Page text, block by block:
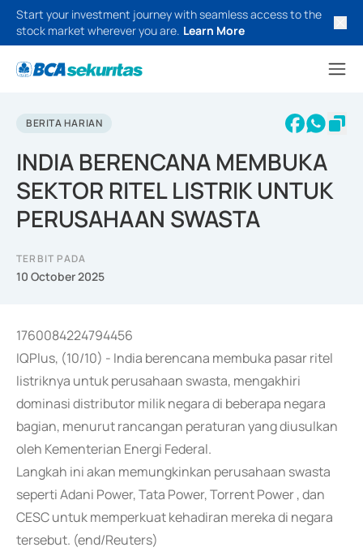
Start your investment journey with seamless access to the
stock market wherever you are. Learn More
BERITA HARIAN
INDIA BERENCANA MEMBUKA
SEKTOR RITEL LISTRIK UNTUK
PERUSAHAAN SWASTA
TERBIT PADA
10 October 2025
1760084224794456
IQPlus, (10/10) - India berencana membuka pasar ritel
listriknya untuk perusahaan swasta, mengakhiri
dominasi distributor milik negara di beberapa negara
bagian, menurut rancangan peraturan yang diusulkan
oleh Kementerian Energi Federal.
Langkah ini akan memungkinkan perusahaan swasta
seperti Adani Power, Tata Power, Torrent Power , dan
CESC untuk memperkuat kehadiran mereka di negara
tersebut. (end/Reuters)